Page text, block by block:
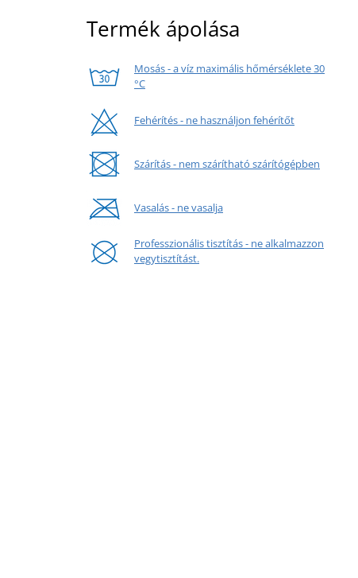
Termék ápolása
Mosás - a víz maximális hőmérséklete 30
°C
Fehérítés - ne használjon fehérítőt
Szárítás - nem szárítható szárítógépben
Vasalás - ne vasalja
Professzionális tisztítás - ne alkalmazzon
vegytisztítást.